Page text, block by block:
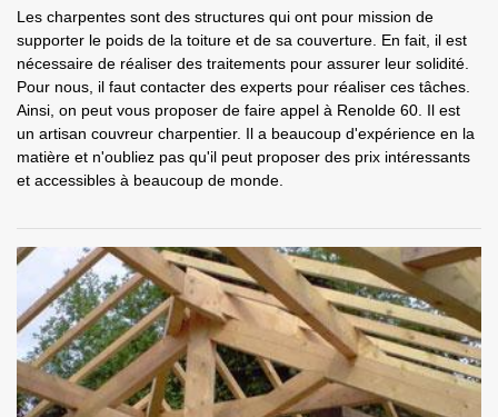
Les charpentes sont des structures qui ont pour mission de
supporter le poids de la toiture et de sa couverture. En fait, il est
nécessaire de réaliser des traitements pour assurer leur solidité.
Pour nous, il faut contacter des experts pour réaliser ces tâches.
Ainsi, on peut vous proposer de faire appel à Renolde 60. Il est
un artisan couvreur charpentier. Il a beaucoup d'expérience en la
matière et n'oubliez pas qu'il peut proposer des prix intéressants
et accessibles à beaucoup de monde.